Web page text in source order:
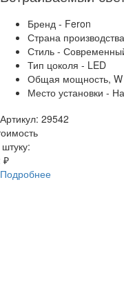
Бренд - Feron
Страна
Стиль -
Тип цоколя - LED
Общая мощность, W
Место установки -
Артикул: 29542
₽
Подробнее